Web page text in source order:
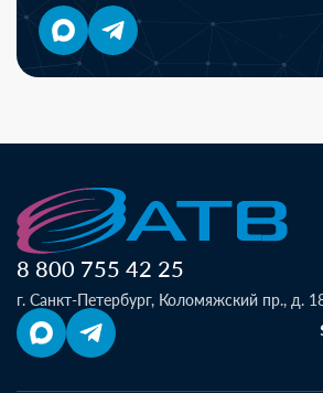
8 800 755 42 25
г. Санкт-Петербург, Коломяжский пр., д.